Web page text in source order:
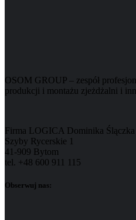
OSOM GROUP – zespół
produkcji i montażu zjeżdżalni i
Firma LOGICA Dominika Ślączka
Szyby Rycerskie 1
41-909 Bytom
tel. +48 600 911 115
Obserwuj nas: